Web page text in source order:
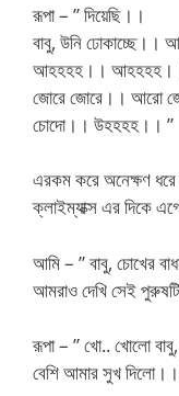
রূপা – ” দিয়েছি।।
বাবু, উনি
আহহহহ।।
জোরে জোরে।। আরো
চোদো।। উহহহহ।। ”
এরকম করে অনেক্ষণ
ক্লাইম্যাক্স এর দিকে
আমি – ” বাবু, চোখের
আমরাও দেখি সেই
রূপা – ” খো.. খোলো
বেশি আমার সুখ